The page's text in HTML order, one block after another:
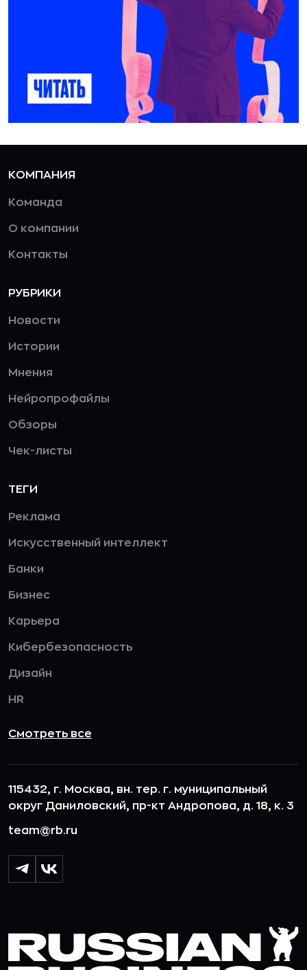
КОМПАНИЯ
Команда
О компании
Контакты
РУБРИКИ
Новости
Истории
Мнения
Нейропрофайлы
Обзоры
Чек-листы
ТЕГИ
Реклама
Искусственный интеллект
Банки
Бизнес
Карьера
Кибербезопасность
Дизайн
HR
Смотреть все
115432, г. Москва, вн. тер. г. муниципальный
округ Даниловский, пр-кт Андропова, д. 18, к. 3
team@rb.ru